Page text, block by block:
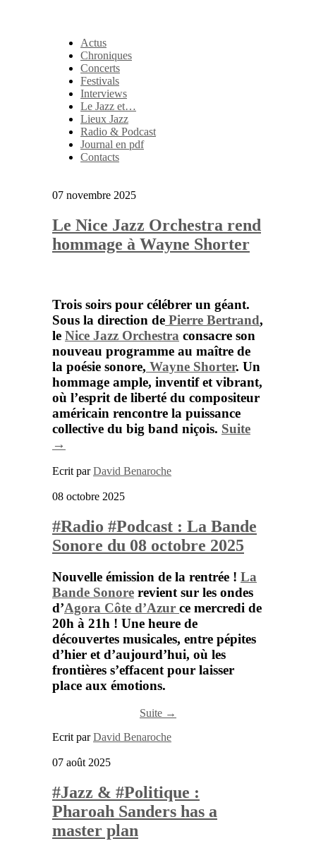
Actus
Chroniques
Concerts
Festivals
Interviews
Le Jazz et…
Lieux Jazz
Radio & Podcast
Journal en pdf
Contacts
07 novembre 2025
Le Nice Jazz Orchestra rend
hommage à Wayne Shorter
Trois soirs pour célébrer un géant.
Sous la direction de Pierre Bertrand,
le Nice Jazz Orchestra consacre son
nouveau programme au maître de
la poésie sonore, Wayne Shorter. Un
hommage ample, inventif et vibrant,
où l’esprit de liberté du compositeur
américain rencontre la puissance
collective du big band niçois. Suite
→
Ecrit parDavid Benaroche
08 octobre 2025
#Radio #Podcast : La Bande
Sonore du 08 octobre 2025
Nouvelle émission de la rentrée ! La
Bande Sonore revient sur les ondes
d’Agora Côte d’Azur ce mercredi de
20h à 21h ! Une heure de
découvertes musicales, entre pépites
d’hier et d’aujourd’hui, où les
frontières s’effacent pour laisser
place aux émotions.
Suite →
Ecrit parDavid Benaroche
07 août 2025
#Jazz & #Politique :
Pharoah Sanders has a
master plan